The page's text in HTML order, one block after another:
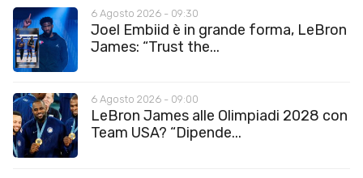
6 Agosto 2026 - 09:30
Joel Embiid è in grande forma, LeBron
James: “Trust the...
6 Agosto 2026 - 09:00
LeBron James alle Olimpiadi 2028 con
Team USA? “Dipende...